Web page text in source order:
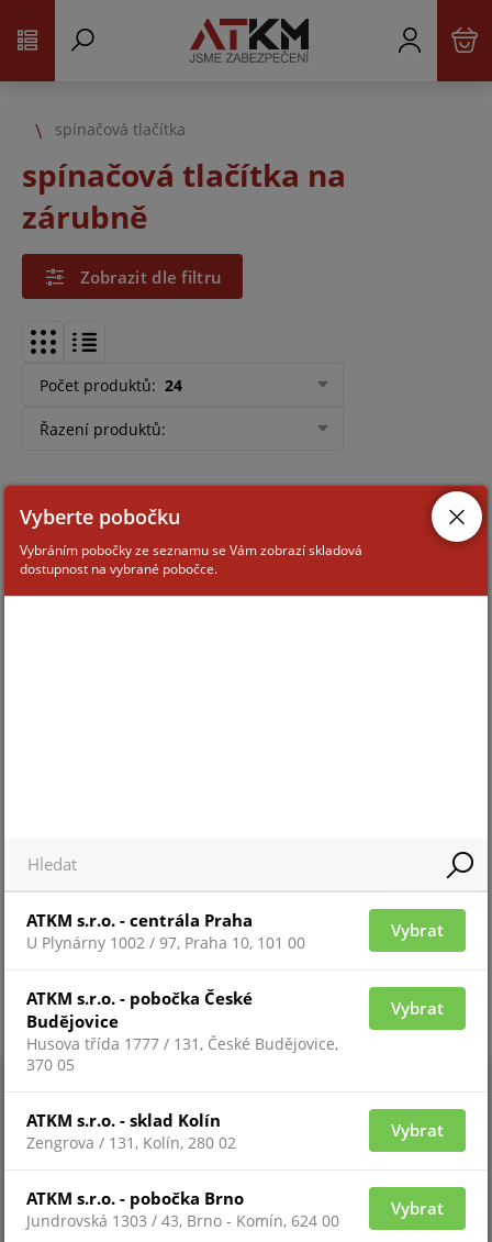
spínačová tlačítka
spínačová tlačítka na
zárubně
Zobrazit dle filtru
Počet produktů: 24
Řazení produktů:
Vyberte pobočku
Vybráním pobočky ze seznamu se Vám zobrazí skladová
dostupnost na vybrané pobočce.
ATKM s.r.o. - centrála Praha
U Plynárny 1002 / 97, Praha 10, 101 00
Vybrat
ATKM s.r.o. - pobočka České
Budějovice
Husova třída 1777 / 131, České Budějovice,
370 05
Vybrat
ATKM s.r.o. - sklad Kolín
Zengrova / 131, Kolín, 280 02
Vybrat
ATKM s.r.o. - pobočka Brno
Jundrovská 1303 / 43, Brno - Komín, 624 00
Vybrat